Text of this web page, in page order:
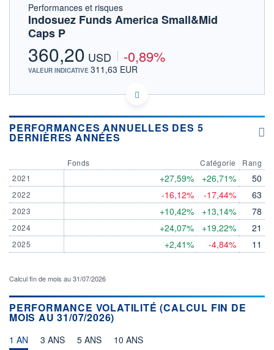
FORUM
Performances et risques
Indosuez Funds America Small&Mid
Caps P
360,20 USD -0,89%
VALEUR INDICATIVE 311,63 EUR
LU1073905967 - CA Indosuez Fund Solutions
Consulter le prospectus / DIC
03/12 07/04
300
350
CATÉGORIE MORNINGSTAR
Actions Etats-Unis Petites
FONDS PARTENAIRES
TARIFS PRIVILÉGIÉS 0%
ÉLIGIBILITÉ
BOURSOVIE LUX
CTO BUSINESS
PERFORMANCES ANNUELLES DES 5
DERNIÈRES ANNÉES
2021
2022
2023
2024
2025
Fonds
+27,59%
-16,12%
+10,42%
+24,07%
+2,41%
Catégorie
+26,71%
-17,44%
+13,14%
+19,22%
-4,84%
Rang
50
63
78
21
11
Calcul fin de mois au 31/07/2026
PERFORMANCE VOLATILITÉ (CALCUL FIN DE
MOIS AU 31/07/2026)
1 AN 3 ANS 5 ANS 10 ANS